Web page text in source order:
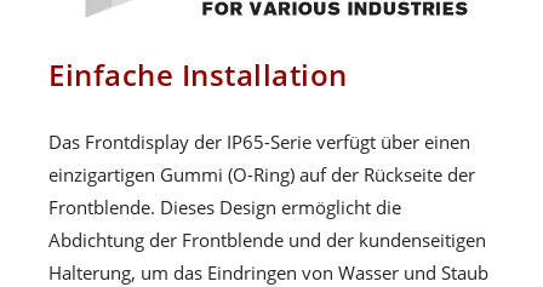
Einfache Installation
Das Frontdisplay der IP65-Serie verfügt über einen
einzigartigen Gummi (O-Ring) auf der Rückseite der
Frontblende. Dieses Design ermöglicht die
Abdichtung der Frontblende und der kundenseitigen
Halterung, um das Eindringen von Wasser und Staub